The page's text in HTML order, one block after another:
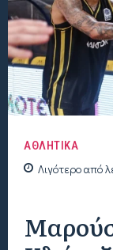
ΑΘΛΗΤΙΚΑ
Λιγότερο από